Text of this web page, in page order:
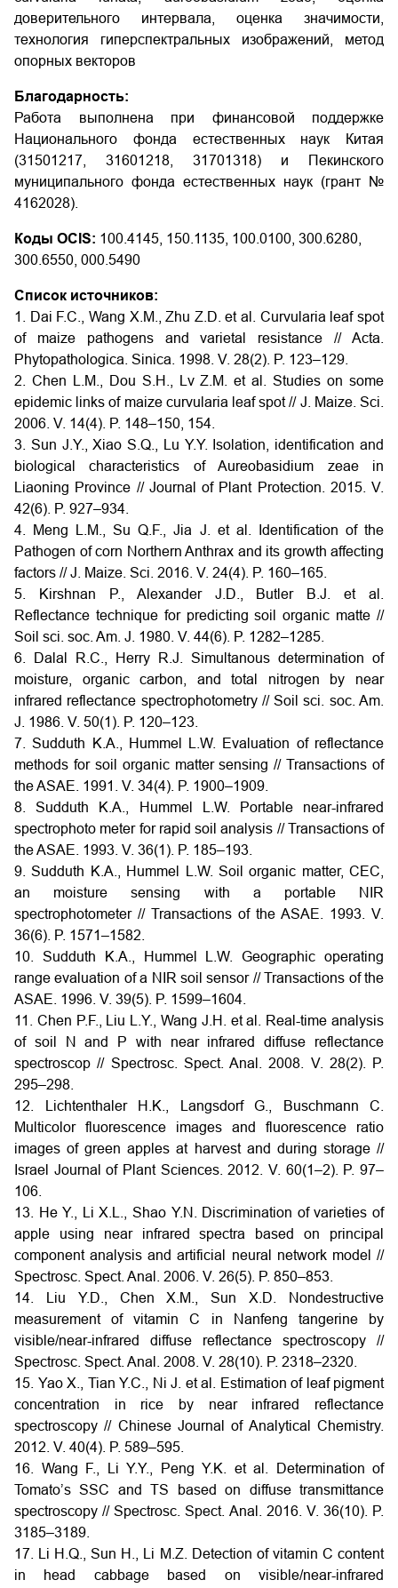
доверительного интервала, оценка значимости,
технология гиперспектральных изображений, метод
опорных векторов
Благодарность:
Работа выполнена при финансовой поддержке
Национального фонда естественных наук Китая
(31501217, 31601218, 31701318) и Пекинского
муниципального фонда естественных наук (грант №
4162028).
Коды OCIS: 100.4145, 150.1135, 100.0100, 300.6280,
300.6550, 000.5490
Список источников:
1. Dai F.C., Wang X.M., Zhu Z.D. et al. Curvularia leaf spot
of maize pathogens and varietal resistance // Acta.
Phytopathologica. Sinica. 1998. V. 28(2). P. 123–129.
2. Chen L.M., Dou S.H., Lv Z.M. et al. Studies on some
epidemic links of maize curvularia leaf spot // J. Maize. Sci.
2006. V. 14(4). P. 148–150, 154.
3. Sun J.Y., Xiao S.Q., Lu Y.Y. Isolation, identification and
biological characteristics of Aureobasidium zeae in
Liaoning Province // Journal of Plant Protection. 2015. V.
42(6). P. 927–934.
4. Meng L.M., Su Q.F., Jia J. et al. Identification of the
Pathogen of corn Northern Anthrax and its growth affecting
factors // J. Maize. Sci. 2016. V. 24(4). P. 160–165.
5. Kirshnan P., Alexander J.D., Butler B.J. et al.
Reflectance technique for predicting soil organic matte //
Soil sci. soc. Am. J. 1980. V. 44(6). P. 1282–1285.
6. Dalal R.C., Herry R.J. Simultanous determination of
moisture, organic carbon, and total nitrogen by near
infrared reflectance spectrophotometry // Soil sci. soc. Am.
J. 1986. V. 50(1). P. 120–123.
7. Sudduth K.A., Hummel L.W. Evaluation of reflectance
methods for soil organic matter sensing // Transactions of
the ASAE. 1991. V. 34(4). P. 1900–1909.
8. Sudduth K.A., Hummel L.W. Portable near-infrared
spectrophoto meter for rapid soil analysis // Transactions of
the ASAE. 1993. V. 36(1). P. 185–193.
9. Sudduth K.A., Hummel L.W. Soil organic matter, CEC,
an moisture sensing with a portable NIR
spectrophotometer // Transactions of the ASAE. 1993. V.
36(6). P. 1571–1582.
10. Sudduth K.A., Hummel L.W. Geographic operating
range evaluation of a NIR soil sensor // Transactions of the
ASAE. 1996. V. 39(5). P. 1599–1604.
11. Chen P.F., Liu L.Y., Wang J.H. et al. Real-time analysis
of soil N and P with near infrared diffuse reflectance
spectroscop // Spectrosc. Spect. Anal. 2008. V. 28(2). P.
295–298.
12. Lichtenthaler H.K., Langsdorf G., Buschmann C.
Multicolor fluorescence images and fluorescence ratio
images of green apples at harvest and during storage //
Israel Journal of Plant Sciences. 2012. V. 60(1–2). P. 97–
106.
13. He Y., Li X.L., Shao Y.N. Discrimination of varieties of
apple using near infrared spectra based on principal
component analysis and artificial neural network model //
Spectrosc. Spect. Anal. 2006. V. 26(5). P. 850–853.
14. Liu Y.D., Chen X.M., Sun X.D. Nondestructive
measurement of vitamin C in Nanfeng tangerine by
visible/near-infrared diffuse reflectance spectroscopy //
Spectrosc. Spect. Anal. 2008. V. 28(10). P. 2318–2320.
15. Yao X., Tian Y.C., Ni J. et al. Estimation of leaf pigment
concentration in rice by near infrared reflectance
spectroscopy // Chinese Journal of Analytical Chemistry.
2012. V. 40(4). P. 589–595.
16. Wang F., Li Y.Y., Peng Y.K. et al. Determination of
Tomato’s SSC and TS based on diffuse transmittance
spectroscopy // Spectrosc. Spect. Anal. 2016. V. 36(10). P.
3185–3189.
17. Li H.Q., Sun H., Li M.Z. Detection of vitamin C content
in head cabbage based on visible/near-infrared